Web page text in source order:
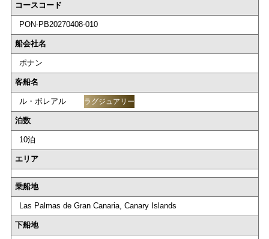
コースコード
PON-PB20270408-010
船会社名
ポナン
客船名
ル・ボレアル ラグジュアリー
泊数
10泊
エリア
乗船地
Las Palmas de Gran Canaria, Canary Islands
下船地